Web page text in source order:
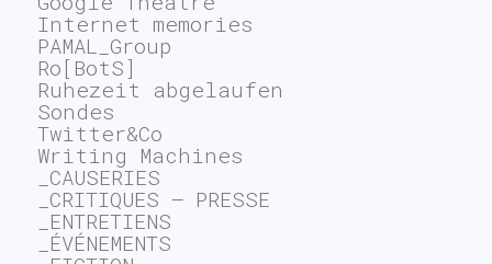
Internet memories
PAMAL_Group
Ro[BotS]
Ruhezeit abgelaufen
Sondes
Twitter&Co
Writing Machines
_CAUSERIES
_CRITIQUES – PRESSE
_ENTRETIENS
_ÉVÉNEMENTS